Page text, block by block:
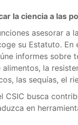
la ciencia a las
asesorar
su Estatuto. En
informes sobre
la
las sequías, el
CSIC busca
en